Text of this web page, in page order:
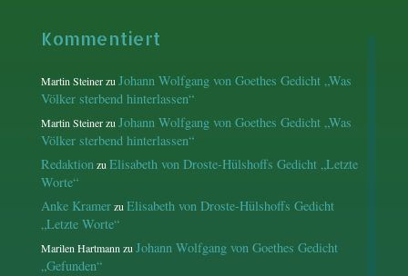
Kommentiert
Martin Steinerzu Johann Wolfgang von Goethes Gedicht „Was
Völker sterbend hinterlassen“
Martin Steinerzu Johann Wolfgang von Goethes Gedicht „Was
Völker sterbend hinterlassen“
Redaktion zu Elisabeth von Droste-Hülshoffs Gedicht „Letzte
Worte“
Anke Kramerzu Elisabeth von Droste-Hülshoffs Gedicht
„Letzte Worte“
Marilen Hartmann zu Johann Wolfgang von Goethes Gedicht
„Gefunden“